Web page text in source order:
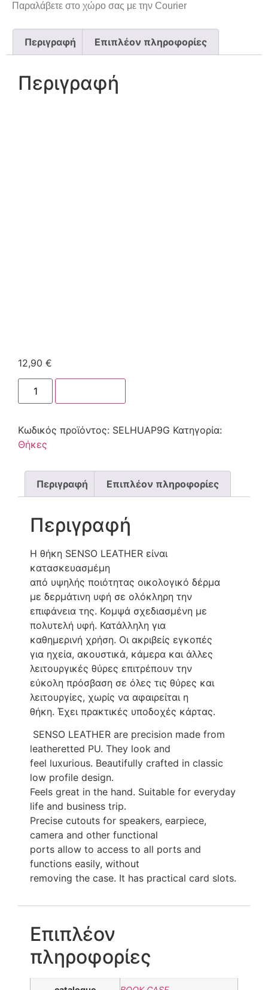
Παραλάβετε στο χώρο σας με την Courier
Περιγραφή Επιπλέον πληροφορίες
Περιγραφή
12,90 €
Κωδικός προϊόντος: SELHUAP9G Κατηγορία:
Θήκες
Περιγραφή Επιπλέον πληροφορίες
Περιγραφή
Η θήκη SENSO LEATHER είναι
κατασκευασμέμη
από υψηλής ποιότητας οικολογικό δέρμα
με δερμάτινη υφή σε ολόκληρη την
επιφάνεια της. Κομψά σχεδιασμένη με
πολυτελή υφή. Κατάλληλη για
καθημερινή χρήση. Οι ακριβείς εγκοπές
για ηχεία, ακουστικά, κάμερα και άλλες
λειτουργικές θύρες επιτρέπουν την
εύκολη πρόσβαση σε όλες τις θύρες και
λειτουργίες, χωρίς να αφαιρείται η
θήκη. Έχει πρακτικές υποδοχές κάρτας.
SENSO LEATHER are precision made from
leatheretted PU. They look and
feel luxurious. Beautifully crafted in classic
low profile design.
Feels great in the hand. Suitable for everyday
life and business trip.
Precise cutouts for speakers, earpiece,
camera and other functional
ports allow to access to all ports and
functions easily, without
removing the case. It has practical card slots.
Επιπλέον
πληροφορίες